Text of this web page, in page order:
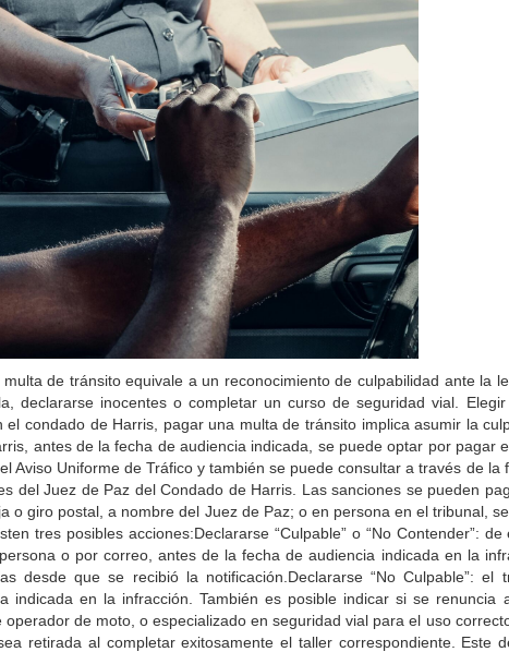
de tránsito equivale a un reconocimiento de culpabilidad ante la
declararse inocentes o completar un curso de seguridad vial.
condado de Harris, pagar una multa de tránsito implica asumir la
antes de la fecha de audiencia indicada, se puede optar por pagar
Aviso Uniforme de Tráfico y también se puede consultar a través de la
del Juez de Paz del Condado de Harris. Las sanciones se pueden
o giro postal, a nombre del Juez de Paz; o en persona en el tribunal,
tres posibles acciones:Declararse “Culpable” o “No Contender”:
o por correo, antes de la fecha de audiencia indicada en la
desde que se recibió la notificación.Declararse “No Culpable”: el
indicada en la infracción. También es posible indicar si se renuncia
de moto, o especializado en seguridad vial para el uso
retirada al completar exitosamente el taller correspondiente. Este